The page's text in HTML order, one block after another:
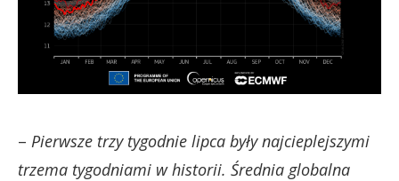
– Pierwsze trzy tygodnie lipca były najcieplejszymi
trzema tygodniami w historii. Średnia globalna